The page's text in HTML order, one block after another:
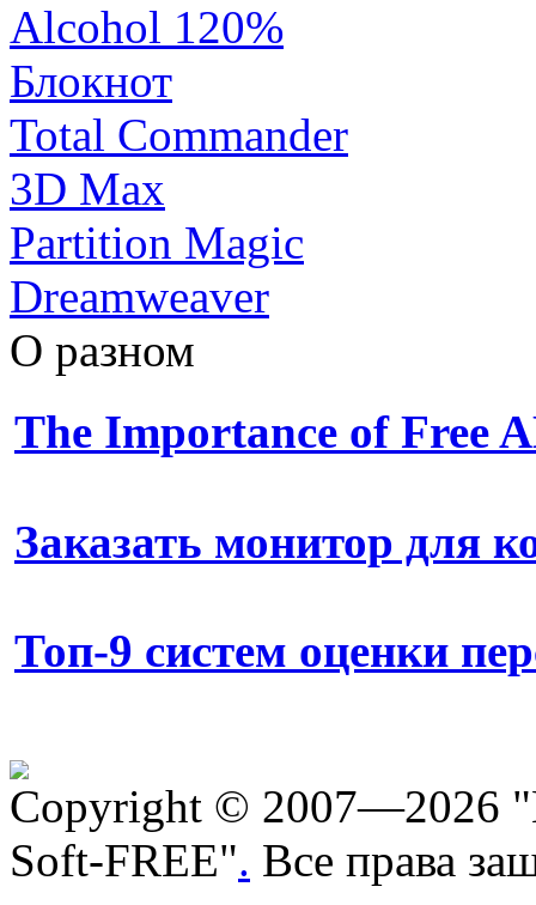
Alcohol 120%
Блокнот
Total Commander
3D Max
Partition Magic
Dreamweaver
О разном
The Importance of Free
Заказать монитор для
Топ-9 систем оценки
Copyright © 2007—2026
Soft-FREE". Все права